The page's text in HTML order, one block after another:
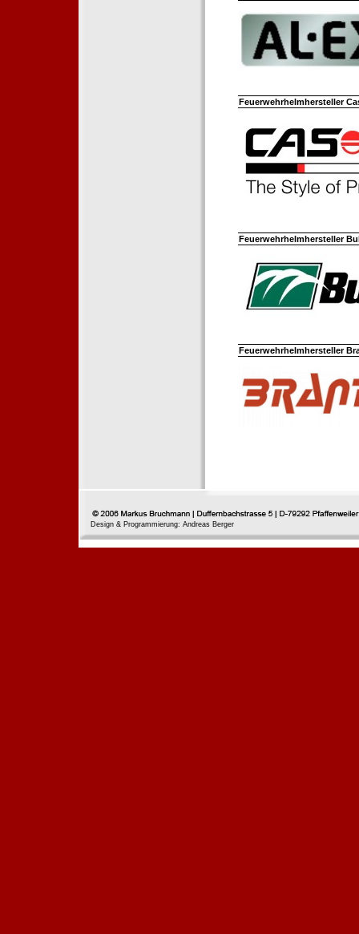
Feuerwehrhelmhersteller
Feuerwehrhelmhersteller
Feuerwehrhelmhersteller
Design & Programmierung: Andreas Berger